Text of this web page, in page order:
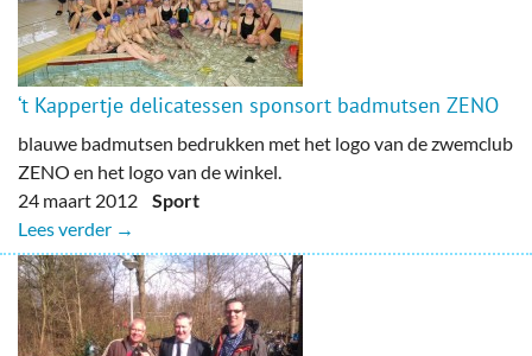
‘t Kappertje delicatessen sponsort badmutsen ZENO
blauwe badmutsen bedrukken met het logo van de zwemclub
ZENO en het logo van de winkel.
24 maart 2012 Sport
Lees verder →